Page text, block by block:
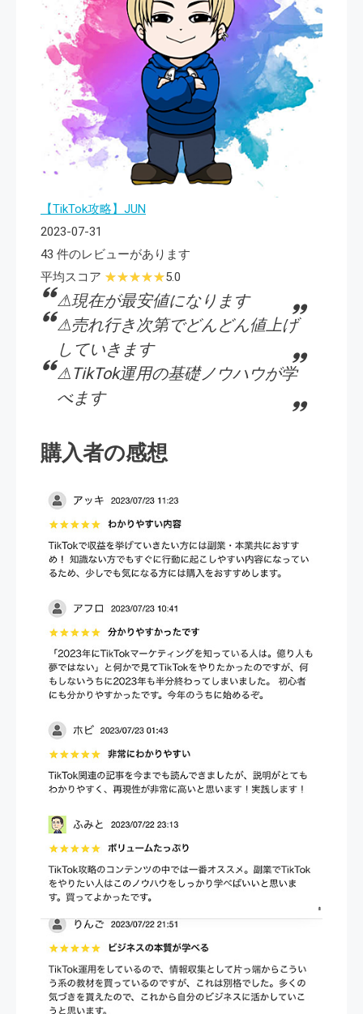
【TikTok攻略】JUN
2023-07-31
43 件のレビューがあります
平均スコア
5.0
⚠現在が最安値になります
⚠売れ行き次第でどんどん値上げ
していきます
⚠TikTok運用の基礎ノウハウが学
べます
購入者の感想